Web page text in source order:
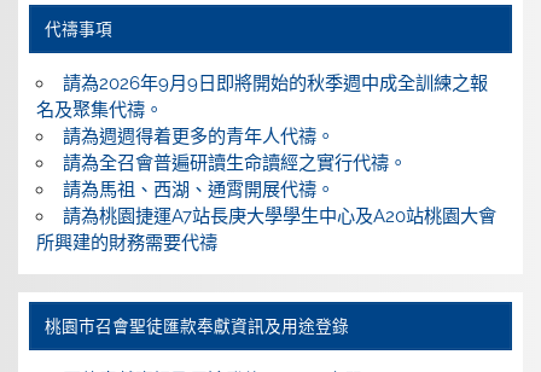
代禱事項
請為2026年9月9日即將開始的秋季週中成全訓練之報
名及聚集代禱。
請為週週得着更多的青年人代禱。
請為全召會普遍研讀生命讀經之實行代禱。
請為馬祖、西湖、通霄開展代禱。
請為桃園捷運A7站長庚大學學生中心及A20站桃園大會
所興建的財務需要代禱
桃園巿召會聖徒匯款奉獻資訊及用途登錄